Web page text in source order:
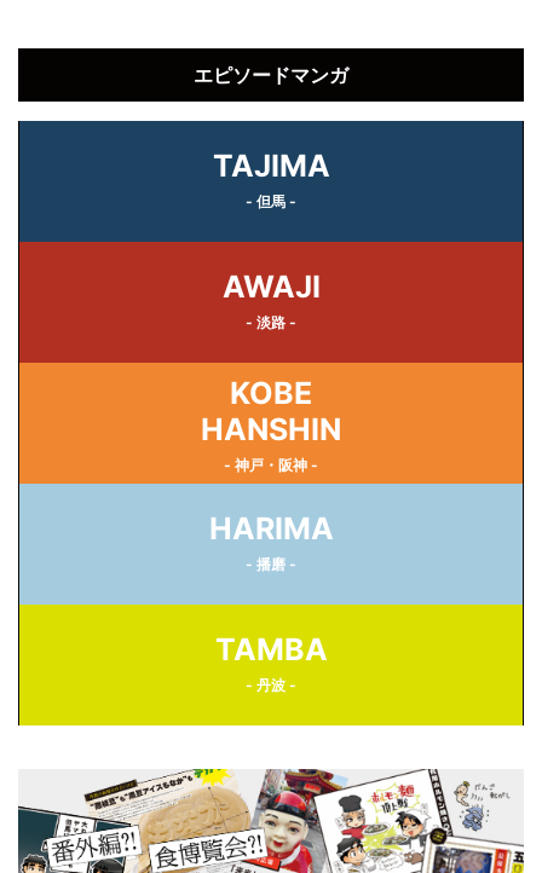
エピソードマンガ
TAJIMA
- 但馬 -
AWAJI
- 淡路 -
KOBE
HANSHIN
- 神戸・阪神 -
HARIMA
- 播磨 -
TAMBA
- 丹波 -